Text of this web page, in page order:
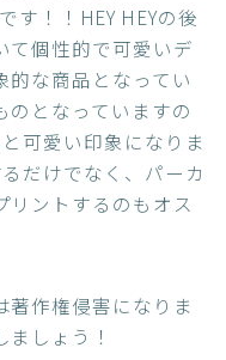
す！！HEY HEYの後
て個性的で可愛いデ
的な商品となってい
のとなっていますの
可愛い印象になりま
だけでなく、パーカ
リントするのもオス
著作権侵害になりま
しょう！